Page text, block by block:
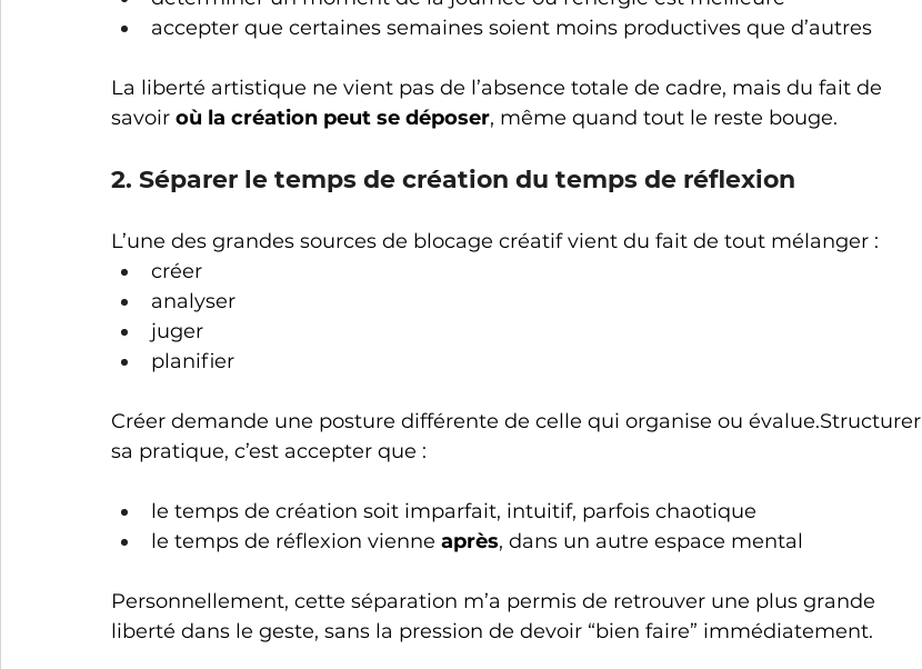
accepter que certaines semaines soient moins productives que d’autres
La liberté artistique ne vient pas de l’absence totale de cadre, mais du fait de
savoir où la création peut se déposer, même quand tout le reste bouge.
2. Séparer le temps de création du temps de réflexion
L’une des grandes sources de blocage créatif vient du fait de tout mélanger :
créer
analyser
juger
planifier
Créer demande une posture différente de celle qui organise ou évalue.Structurer
sa pratique, c’est accepter que :
le temps de création soit imparfait, intuitif, parfois chaotique
le temps de réflexion vienne après, dans un autre espace mental
Personnellement, cette séparation m’a permis de retrouver une plus grande
liberté dans le geste, sans la pression de devoir “bien faire” immédiatement.